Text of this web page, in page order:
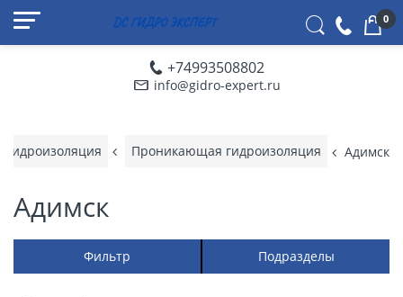
+74993508802
info@gidro-expert.ru
0
Гидроизоляция Проникающая гидроизоляция Адимск
Адимск
Фильтр Подразделы